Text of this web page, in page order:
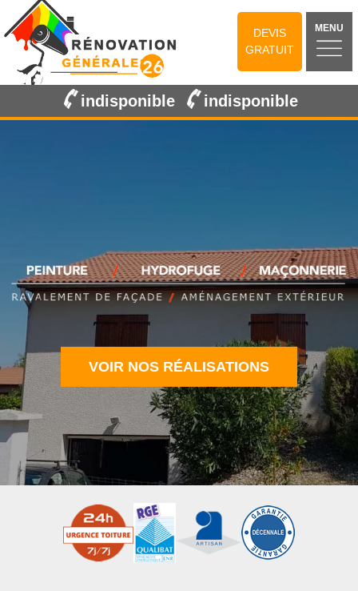
DEVIS
GRATUIT
MENU
indisponible indisponible
VOIR NOS RÉALISATIONS